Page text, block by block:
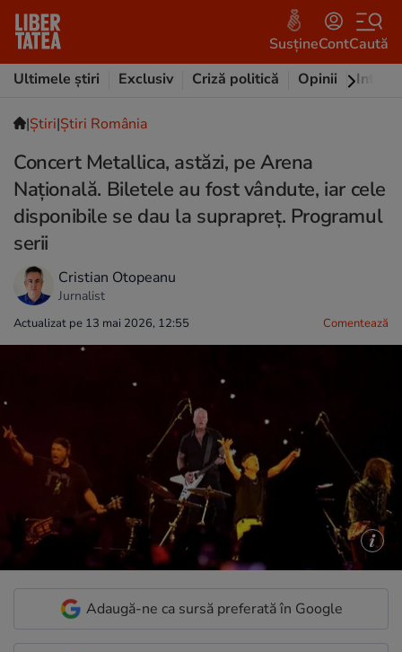
SusțineContCaută
Ultimele știri
Exclusiv Criză politică Opinii
|Ştiri|Știri România
Concert Metallica, astăzi, pe Arena
Naţională. Biletele au fost vândute, iar cele
disponibile se dau la suprapreț. Programul
serii
Cristian Otopeanu
Jurnalist
Actualizat pe 13 mai 2026, 12:55 Comentează
Adaugă-ne ca sursă preferată în Google